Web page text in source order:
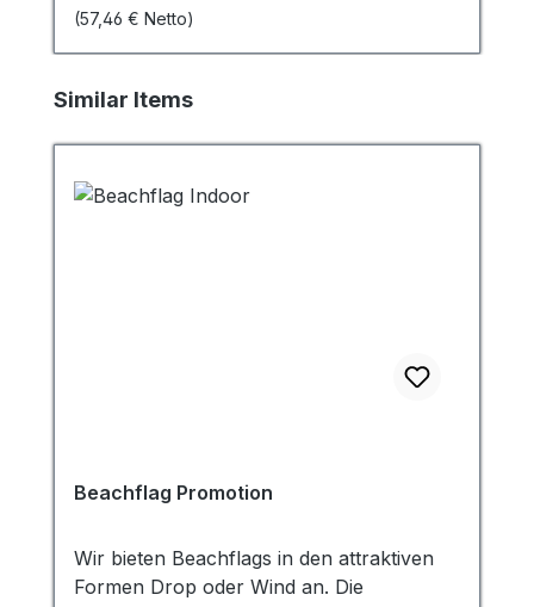
(57,46 € Netto)
Produktgalerie überspringen
Similar Items
Beachflag Promotion
Wir bieten Beachflags in den attraktiven
Formen Drop oder Wind an. Die